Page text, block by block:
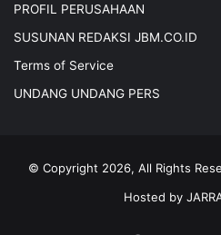
PROFIL PERUSAHAAN
SUSUNAN REDAKSI JBM.CO.ID
Terms of Service
UNDANG UNDANG PERS
© Copyright 2026, All Rights
Hosted by